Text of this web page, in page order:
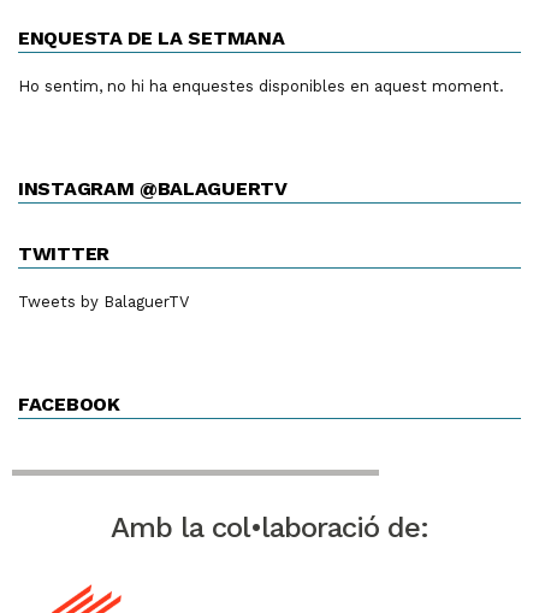
ENQUESTA DE LA SETMANA
Ho sentim, no hi ha enquestes disponibles en aquest moment.
INSTAGRAM @BALAGUERTV
TWITTER
Tweets by BalaguerTV
FACEBOOK
Amb la col•laboració de: